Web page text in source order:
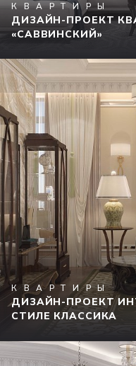
КВАРТИРЫ
ДИЗАЙН-ПРОЕКТ
«САВВИНСКИЙ»
КВАРТИРЫ
ДИЗАЙН-ПРОЕКТ
СТИЛЕ КЛАССИКА